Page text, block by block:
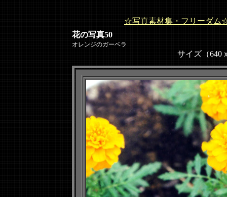
☆写真素材集・フリーダム
花の写真50
オレンジのガーベラ
サイズ（640ｘ